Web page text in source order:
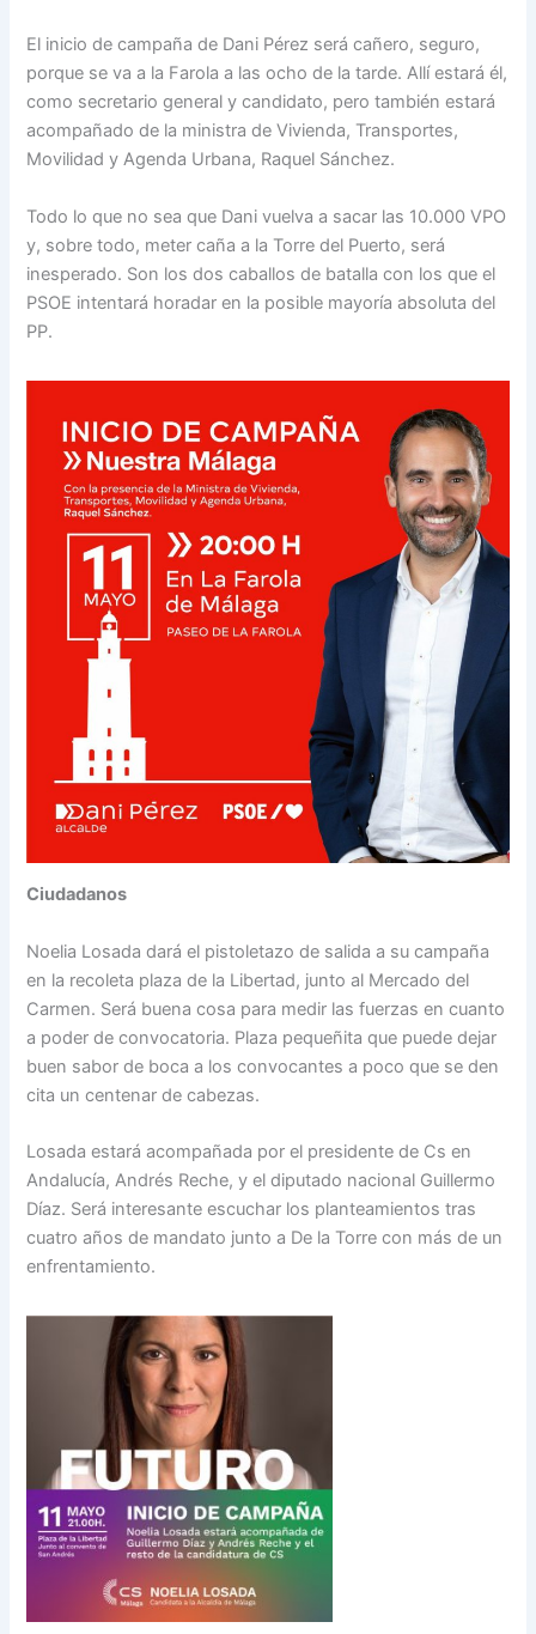
El inicio de campaña de Dani Pérez será cañero, seguro,
porque se va a la Farola a las ocho de la tarde. Allí estará él,
como secretario general y candidato, pero también estará
acompañado de la ministra de Vivienda, Transportes,
Movilidad y Agenda Urbana, Raquel Sánchez.
Todo lo que no sea que Dani vuelva a sacar las 10.000 VPO
y, sobre todo, meter caña a la Torre del Puerto, será
inesperado. Son los dos caballos de batalla con los que el
PSOE intentará horadar en la posible mayoría absoluta del
PP.
Ciudadanos
Noelia Losada dará el pistoletazo de salida a su campaña
en la recoleta plaza de la Libertad, junto al Mercado del
Carmen. Será buena cosa para medir las fuerzas en cuanto
a poder de convocatoria. Plaza pequeñita que puede dejar
buen sabor de boca a los convocantes a poco que se den
cita un centenar de cabezas.
Losada estará acompañada por el presidente de Cs en
Andalucía, Andrés Reche, y el diputado nacional Guillermo
Díaz. Será interesante escuchar los planteamientos tras
cuatro años de mandato junto a De la Torre con más de un
enfrentamiento.